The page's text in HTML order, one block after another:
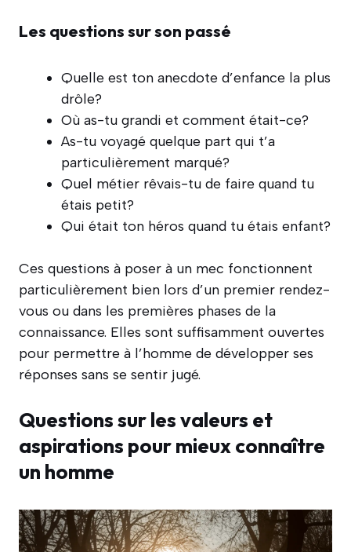
Les questions sur son passé
Quelle est ton anecdote d’enfance la plus
drôle?
Où as-tu grandi et comment était-ce?
As-tu voyagé quelque part qui t’a
particulièrement marqué?
Quel métier rêvais-tu de faire quand tu
étais petit?
Qui était ton héros quand tu étais enfant?
Ces questions à poser à un mec fonctionnent
particulièrement bien lors d’un premier rendez-
vous ou dans les premières phases de la
connaissance. Elles sont suffisamment ouvertes
pour permettre à l’homme de développer ses
réponses sans se sentir jugé.
Questions sur les valeurs et
aspirations pour mieux connaître
un homme